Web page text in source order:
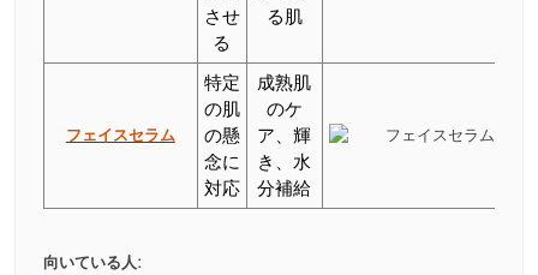
させ
る
る肌
フェイスセラム
特定
の肌
の懸
念に
対応
成熟肌
のケ
ア、輝
き、水
分補給
向いている人: